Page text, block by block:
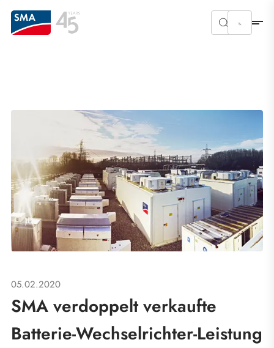
05.02.2020
SMA verdoppelt verkaufte
Batterie-Wechselrichter-Leistung